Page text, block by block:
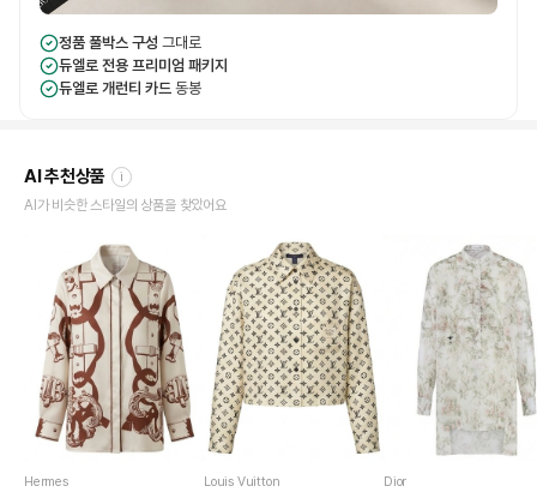
정품 풀박스 구성 그대로
듀엘로 전용 프리미엄 패키지
듀엘로 개런티 카드 동봉
AI 추천상품 i
AI가 비슷한 스타일의 상품을 찾았어요
Hermes Louis Vuitton Dior